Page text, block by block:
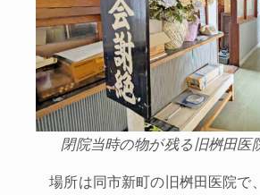
閉院当時の物が残る旧桝田医
場所は同市新町の旧桝田医院で